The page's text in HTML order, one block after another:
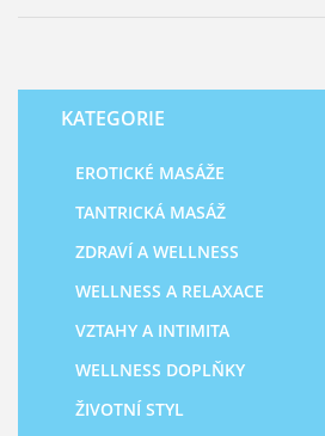
KATEGORIE
EROTICKÉ MASÁŽE
TANTRICKÁ MASÁŽ
ZDRAVÍ A WELLNESS
WELLNESS A RELAXACE
VZTAHY A INTIMITA
WELLNESS DOPLŇKY
ŽIVOTNÍ STYL